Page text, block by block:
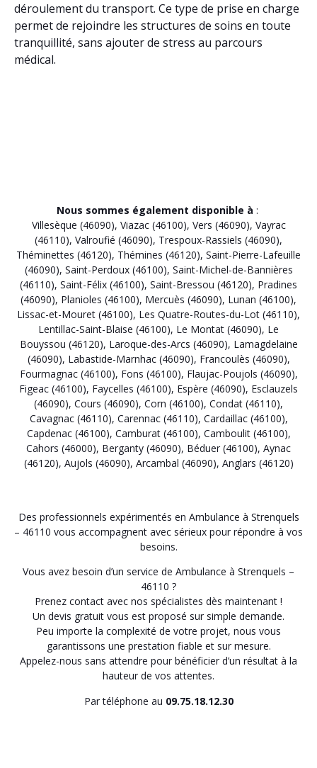
déroulement du transport. Ce type de prise en charge
permet de rejoindre les structures de soins en toute
tranquillité, sans ajouter de stress au parcours
médical.
Nous sommes également disponible à :
Villesèque (46090), Viazac (46100), Vers (46090), Vayrac
(46110), Valroufié (46090), Trespoux-Rassiels (46090),
Théminettes (46120), Thémines (46120), Saint-Pierre-Lafeuille
(46090), Saint-Perdoux (46100), Saint-Michel-de-Bannières
(46110), Saint-Félix (46100), Saint-Bressou (46120), Pradines
(46090), Planioles (46100), Mercuès (46090), Lunan (46100),
Lissac-et-Mouret (46100), Les Quatre-Routes-du-Lot (46110),
Lentillac-Saint-Blaise (46100), Le Montat (46090), Le
Bouyssou (46120), Laroque-des-Arcs (46090), Lamagdelaine
(46090), Labastide-Marnhac (46090), Francoulès (46090),
Fourmagnac (46100), Fons (46100), Flaujac-Poujols (46090),
Figeac (46100), Faycelles (46100), Espère (46090), Esclauzels
(46090), Cours (46090), Corn (46100), Condat (46110),
Cavagnac (46110), Carennac (46110), Cardaillac (46100),
Capdenac (46100), Camburat (46100), Camboulit (46100),
Cahors (46000), Berganty (46090), Béduer (46100), Aynac
(46120), Aujols (46090), Arcambal (46090), Anglars (46120)
Des professionnels expérimentés en Ambulance à Strenquels
– 46110 vous accompagnent avec sérieux pour répondre à vos
besoins.
Vous avez besoin d’un service de Ambulance à Strenquels –
46110 ?
Prenez contact avec nos spécialistes dès maintenant !
Un devis gratuit vous est proposé sur simple demande.
Peu importe la complexité de votre projet, nous vous
garantissons une prestation fiable et sur mesure.
Appelez-nous sans attendre pour bénéficier d’un résultat à la
hauteur de vos attentes.
Par téléphone au 09.75.18.12.30